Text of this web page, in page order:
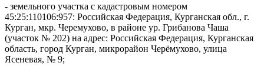
- земельного участка с кадастровым номером
45:25:110106:957: Российская Федерация, Курганская обл., г.
Курган, мкр. Черемухово, в районе ур. Грибанова Чаша
(участок № 202) на адрес: Российская Федерация, Курганская
область, город Курган, микрорайон Черёмухово, улица
Ясеневая, № 9;